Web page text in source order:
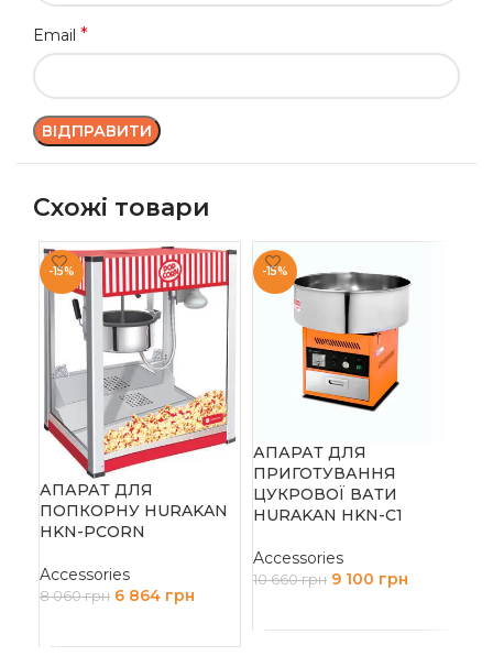
Email *
Схожі товари
-15%
АПАРАТ ДЛЯ
ПОПКОРНУ HURAKAN
HKN-PCORN
Accessories
8 060грн 6 864 грн
-15%
АПАРАТ ДЛЯ
ПРИГОТУВАННЯ
ЦУКРОВОЇ ВАТИ
HURAKAN HKN-C1
Accessories
10 660грн 9 100 грн